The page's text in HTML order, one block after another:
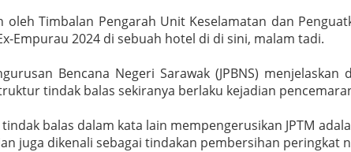
Timbalan Pengarah Unit Keselamatan dan
Empurau 2024 di sebuah hotel di di sini, malam tadi.
Bencana Negeri Sarawak (JPBNS)
tindak balas sekiranya berlaku kejadian
balas dalam kata lain mempengerusikan JPTM
juga dikenali sebagai tindakan pembersihan peringkat